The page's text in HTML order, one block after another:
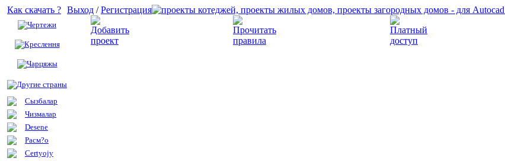
Как скачать ?
Чертежи
Креслення
Чарцяжы
Другие страны
Сызбалар
Чизмалар
Desene
Расм?о
Certyojy
Выход /Регистрация